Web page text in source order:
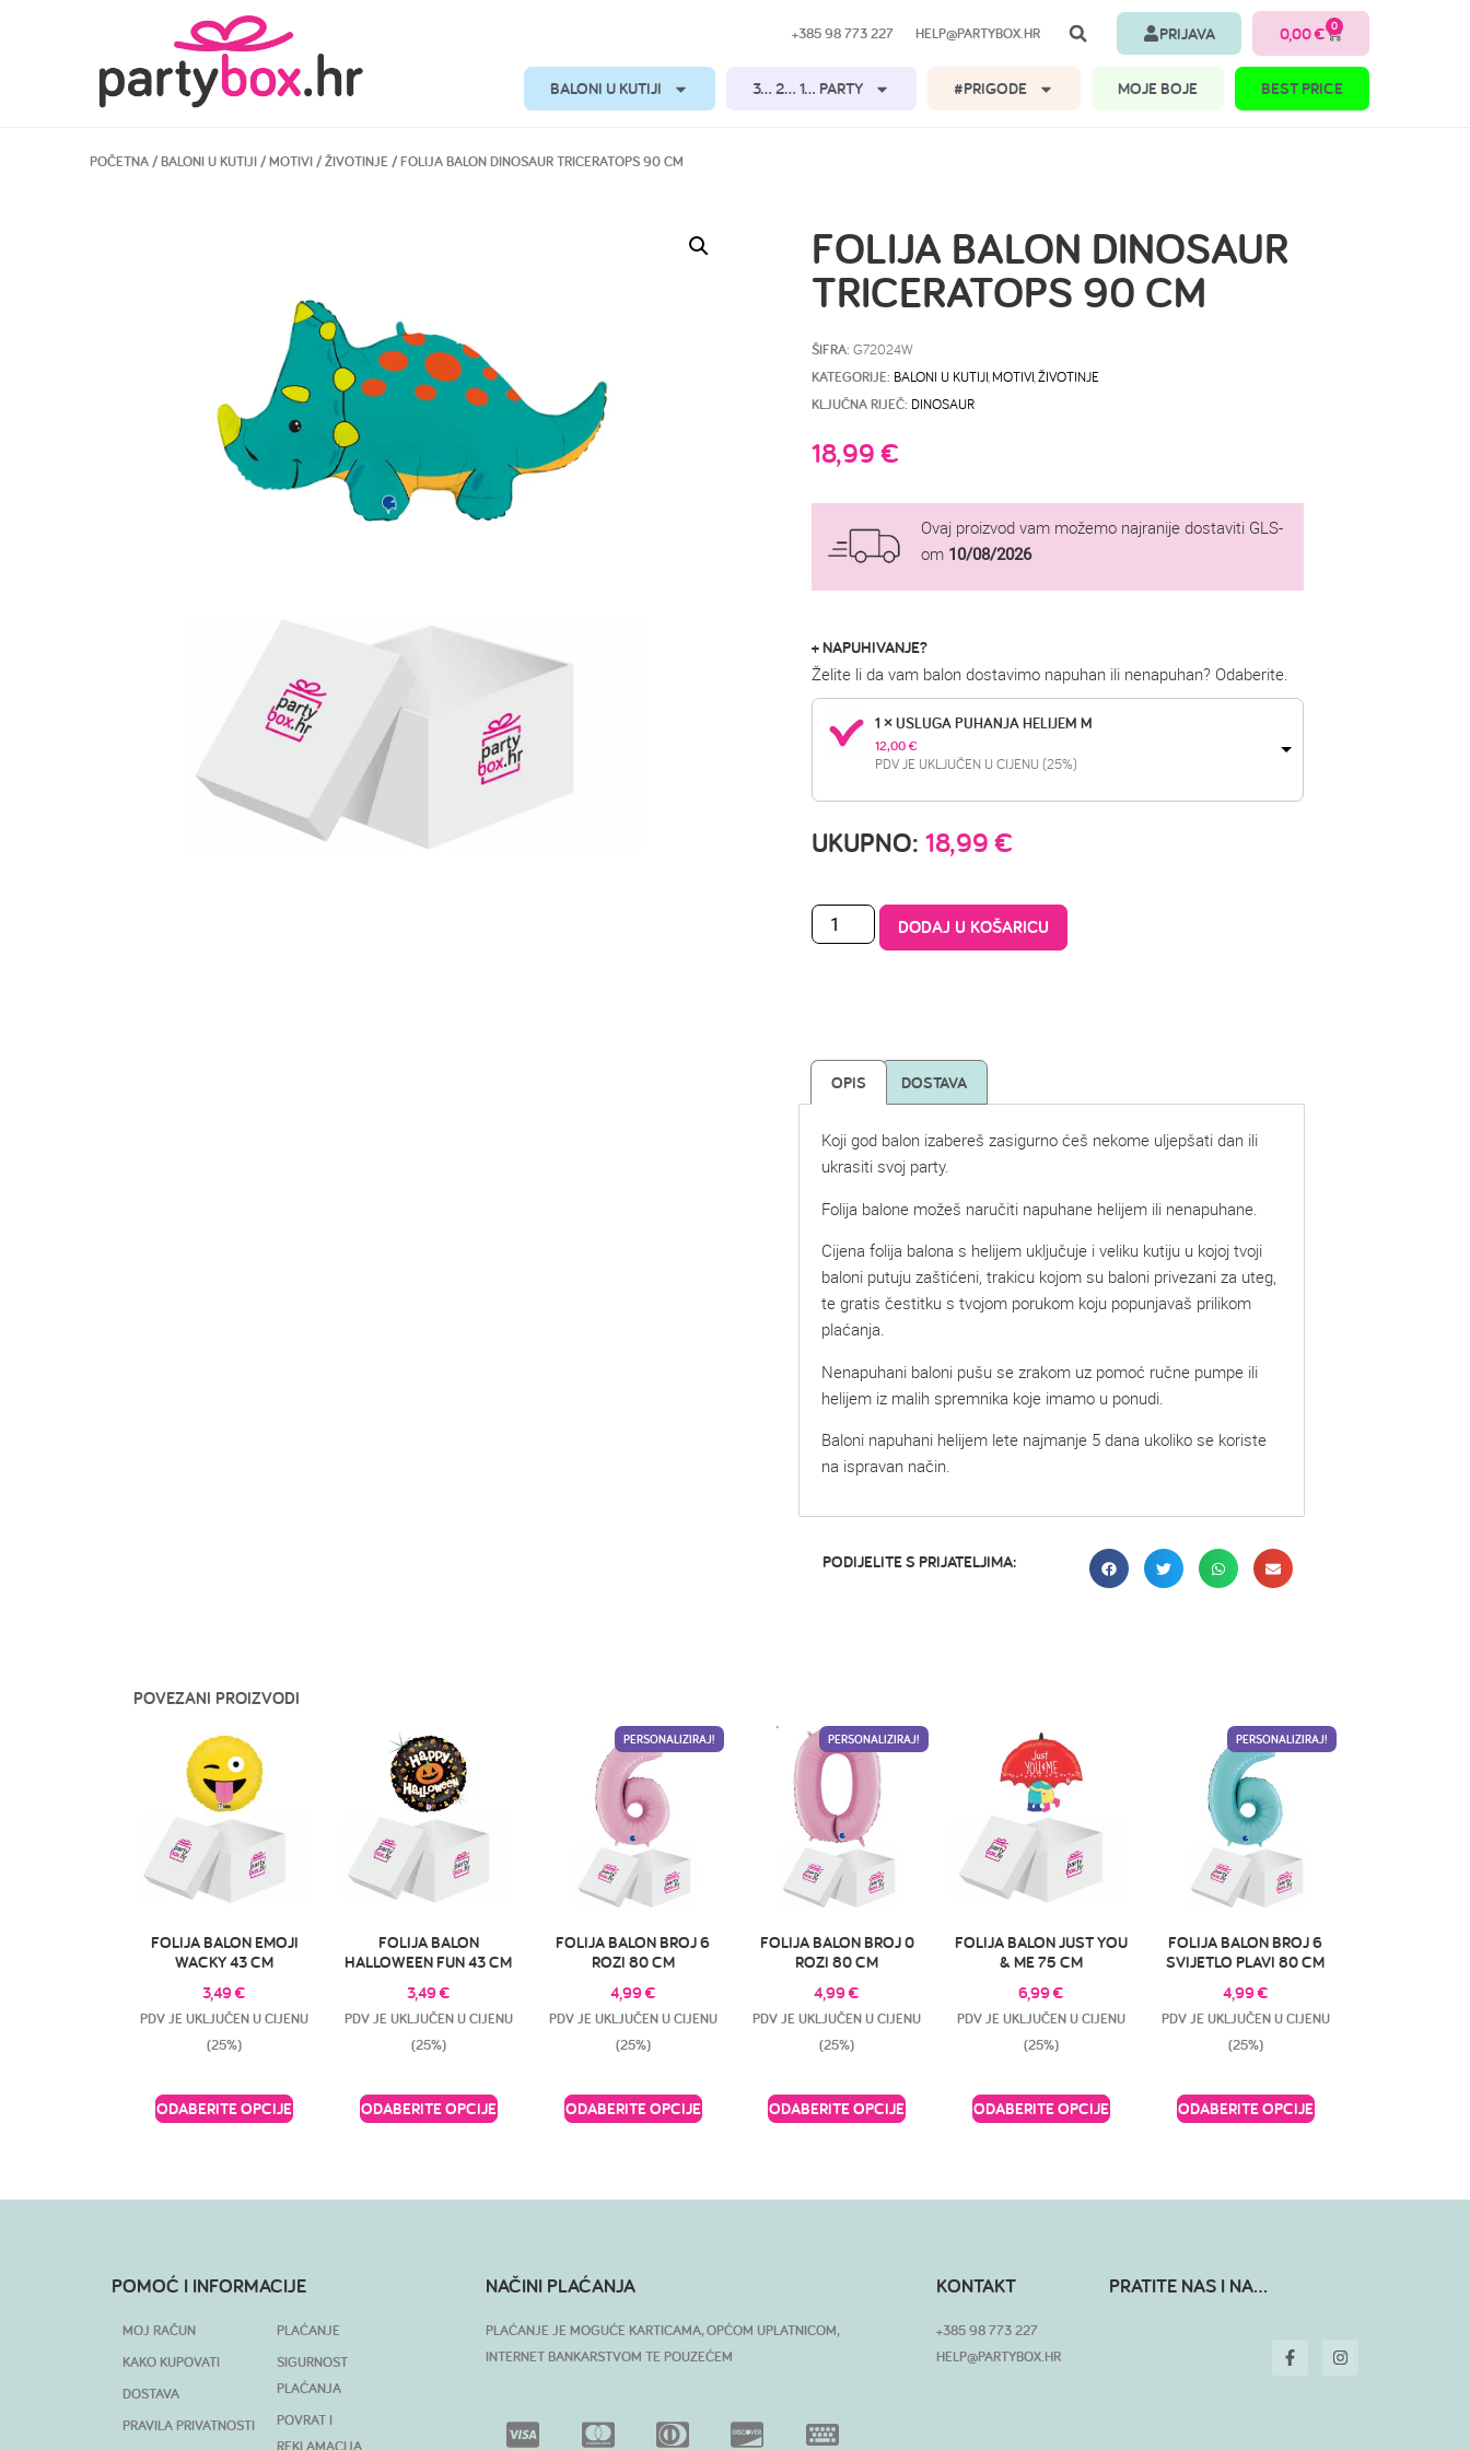
+385 98 773 227 HELP@PARTYBOX.HR PRIJAVA 0,00€ 0
BALONI U KUTIJI 3… 2… 1… PARTY #PRIGODE MOJE BOJE BEST PRICE
POČETNA/BALONI U KUTIJI/MOTIVI/ŽIVOTINJE/ FOLIJA BALON DINOSAUR TRICERATOPS 90 CM
FOLIJA BALON DINOSAUR
TRICERATOPS 90 CM
ŠIFRA: G72024W
KATEGORIJE: BALONI U KUTIJI MOTIVI ŽIVOTINJE
KLJUČNA RIJEČ: DINOSAUR
18,99€
Ovaj proizvod vam možemo najranije dostaviti GLS-
om 10/08/2026
+ NAPUHIVANJE?
Želite li da vam balon dostavimo napuhan ili nenapuhan? Odaberite.
1 × USLUGA PUHANJA HELIJEM M
12,00 €
PDV JE UKLJUČEN U CIJENU (25%)
UKUPNO: 18,99€
DODAJ U KOŠARICU
OPIS DOSTAVA
Koji god balon izabereš zasigurno ćeš nekome uljepšati dan ili
ukrasiti svoj party.
Folija balone možeš naručiti napuhane helijem ili nenapuhane.
Cijena folija balona s helijem uključuje i veliku kutiju u kojoj tvoji
baloni putuju zaštićeni, trakicu kojom su baloni privezani za uteg,
te gratis čestitku s tvojom porukom koju popunjavaš prilikom
plaćanja.
Nenapuhani baloni pušu se zrakom uz pomoć ručne pumpe ili
helijem iz malih spremnika koje imamo u ponudi.
Baloni napuhani helijem lete najmanje 5 dana ukoliko se koriste
na ispravan način.
PODIJELITE S PRIJATELJIMA:
POVEZANI PROIZVODI
FOLIJA BALON EMOJI
WACKY 43 CM
3,49€
PDV JE UKLJUČEN U CIJENU
(25%)
ODABERITE OPCIJE
FOLIJA BALON
HALLOWEEN FUN 43 CM
3,49€
PDV JE UKLJUČEN U CIJENU
(25%)
ODABERITE OPCIJE
PERSONALIZIRAJ!
FOLIJA BALON BROJ 6
ROZI 80 CM
4,99€
PDV JE UKLJUČEN U CIJENU
(25%)
ODABERITE OPCIJE
PERSONALIZIRAJ!
FOLIJA BALON BROJ 0
ROZI 80 CM
4,99€
PDV JE UKLJUČEN U CIJENU
(25%)
ODABERITE OPCIJE
FOLIJA BALON JUST YOU
& ME 75 CM
6,99€
PDV JE UKLJUČEN U CIJENU
(25%)
ODABERITE OPCIJE
PERSONALIZIRAJ!
FOLIJA BALON BROJ 6
SVIJETLO PLAVI 80 CM
4,99€
PDV JE UKLJUČEN U CIJENU
(25%)
ODABERITE OPCIJE
POMOĆ I INFORMACIJE
MOJ RAČUN
KAKO KUPOVATI
DOSTAVA
PRAVILA PRIVATNOSTI
PLAĆANJE
SIGURNOST
PLAĆANJA
POVRAT I
REKLAMACIJA
NAČINI PLAĆANJA
PLAĆANJE JE MOGUĆE KARTICAMA, OPĆOM UPLATNICOM,
INTERNET BANKARSTVOM TE POUZEĆEM
KONTAKT
+385 98 773 227
HELP@PARTYBOX.HR
PRATITE NAS I NA...